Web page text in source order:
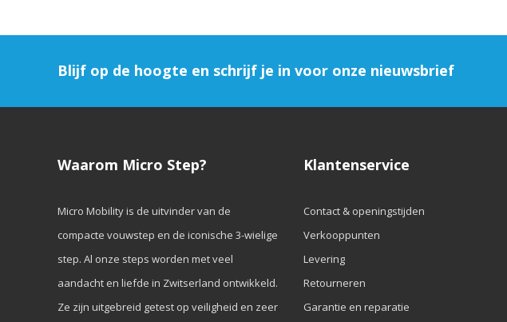
Blijf op de hoogte en schrijf je in voor onze nieuwsbrief
Waarom Micro Step?
Micro Mobility is de uitvinder van de
compacte vouwstep en de iconische 3-wielige
step. Al onze steps worden met veel
aandacht en liefde in Zwitserland ontwikkeld.
Ze zijn uitgebreid getest op veiligheid en zeer
Klantenservice
Contact & openingstijden
Verkooppunten
Levering
Retourneren
Garantie en reparatie